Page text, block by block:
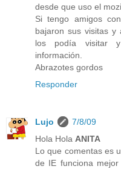
desde que uso el
Si tengo amigos
bajaron sus visitas
los podía visitar
información.
Abrazotes gordos
Responder
Lujo
7/8/09
Hola Hola ANITA
Lo que comentas es
de IE funciona